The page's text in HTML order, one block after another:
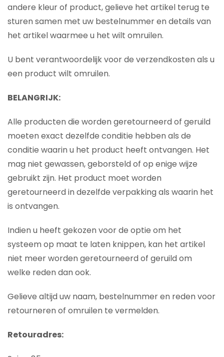
andere kleur of product, gelieve het artikel terug te
sturen samen met uw bestelnummer en details van
het artikel waarmee u het wilt omruilen.
U bent verantwoordelijk voor de verzendkosten als u
een product wilt omruilen.
BELANGRIJK:
Alle producten die worden geretourneerd of geruild
moeten exact dezelfde conditie hebben als de
conditie waarin u het product heeft ontvangen. Het
mag niet gewassen, geborsteld of op enige wijze
gebruikt zijn. Het product moet worden
geretourneerd in dezelfde verpakking als waarin het
is ontvangen.
Indien u heeft gekozen voor de optie om het
systeem op maat te laten knippen, kan het artikel
niet meer worden geretourneerd of geruild om
welke reden dan ook.
Gelieve altijd uw naam, bestelnummer en reden voor
retourneren of omruilen te vermelden.
Retouradres: